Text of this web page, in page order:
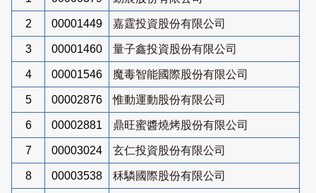
2 00001449 嘉霆投資股份有限公司
3 00001460 量子鑫投資股份有限公司
4 00001546 魔毒智能國際股份有限公司
5 00002876 惟動運動股份有限公司
6 00002881 鼎旺蜜醬燒烤股份有限公司
7 00003024 玄仁投資股份有限公司
8 00003538 秝驎國際股份有限公司